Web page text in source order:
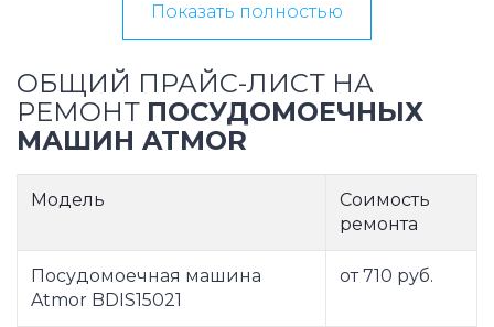
Показать полностью
ОБЩИЙ ПРАЙС-ЛИСТ НА
РЕМОНТ ПОСУДОМОЕЧНЫХ
МАШИН ATMOR
Модель
Соимость
ремонта
Посудомоечная машина
Atmor BDIS15021
от 710 руб.